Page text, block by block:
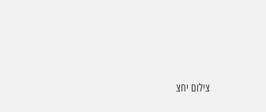
צילום יחצ